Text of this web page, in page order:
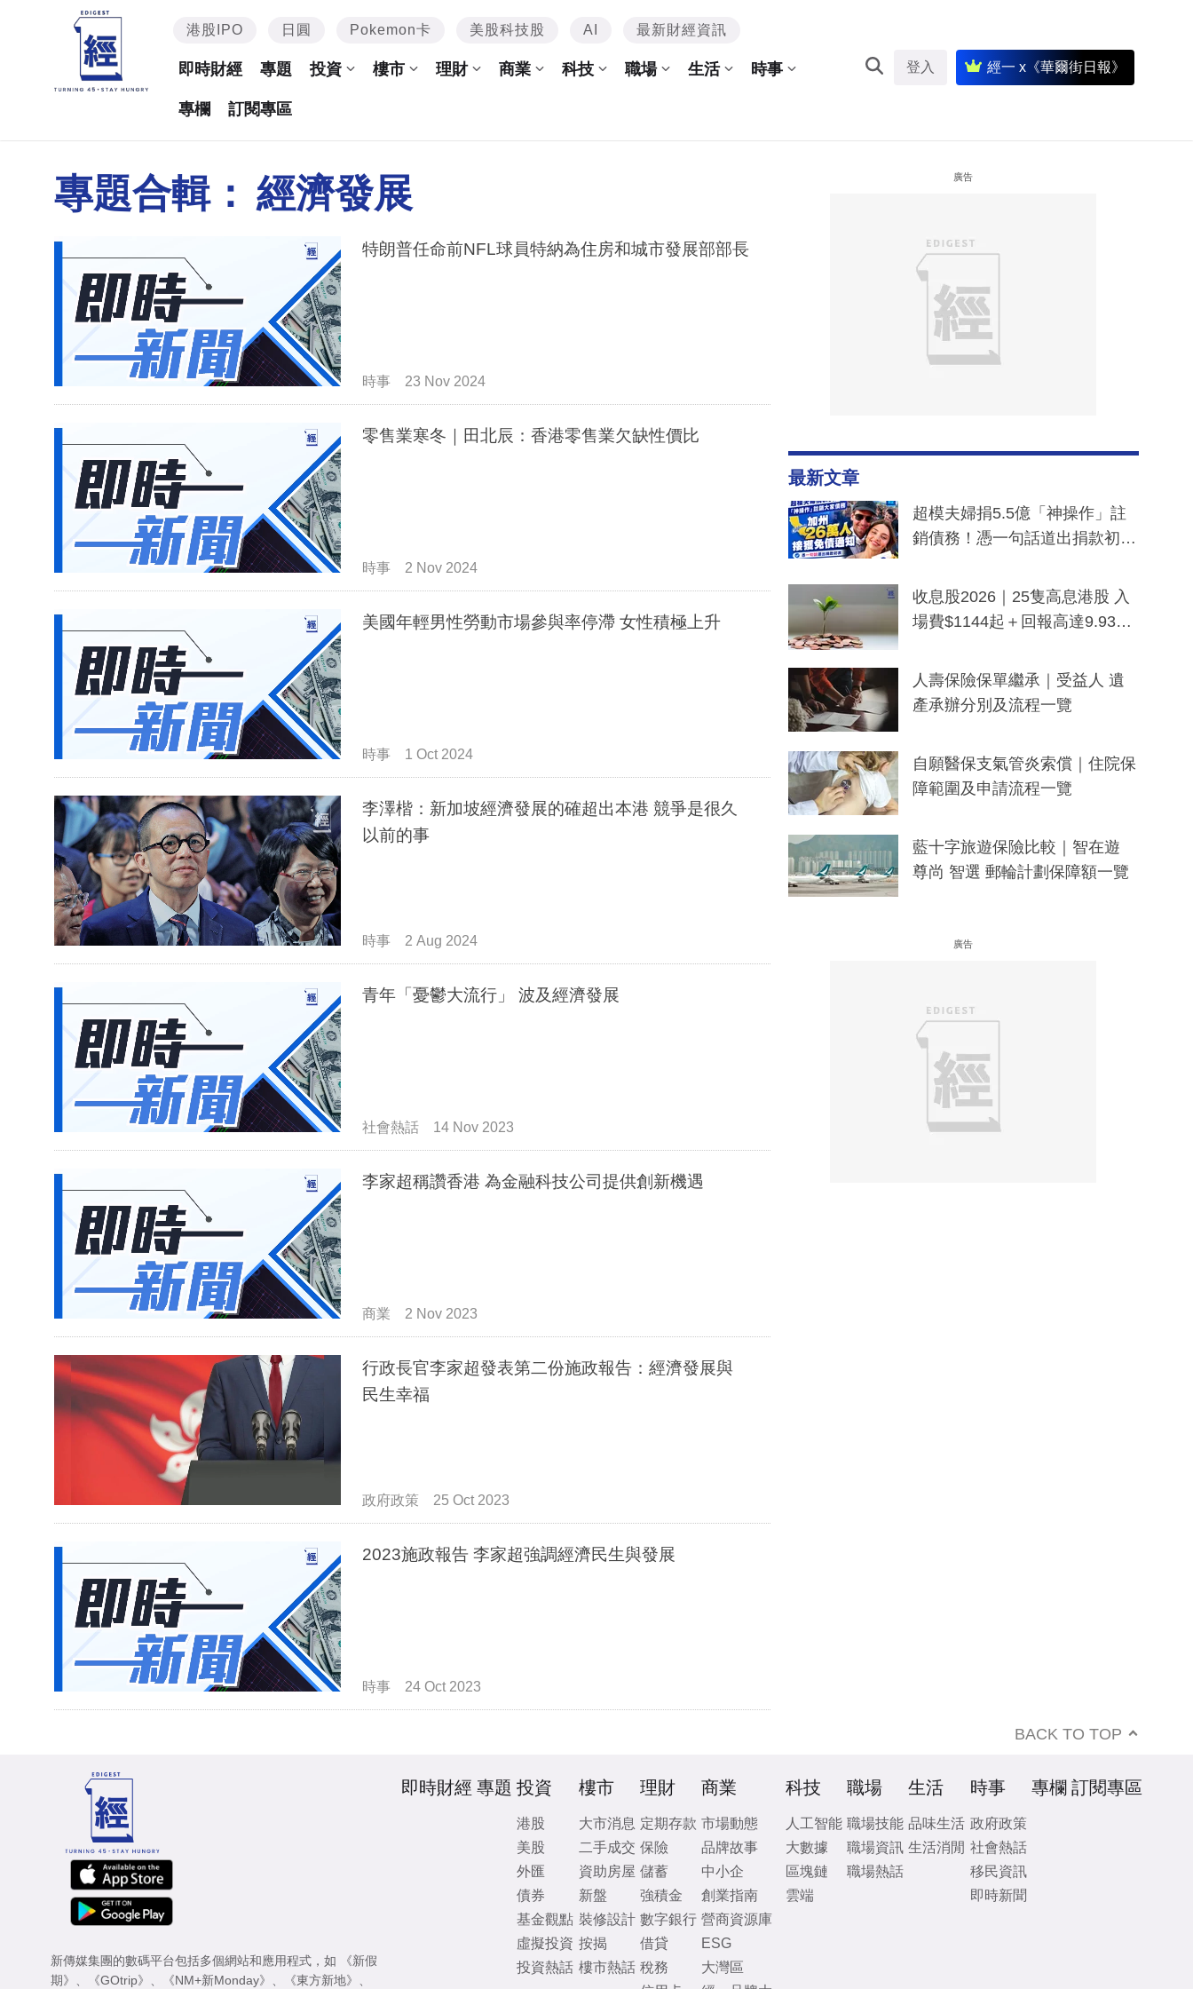
港股IPO 日圓 Pokemon卡 美股科技股 AI 最新財經資訊
即時財經 專題 投資 樓市 理財 商業 科技 職場 生活 時事
專欄 訂閱專區
登入 經一 x《華爾街日報》
專題合輯： 經濟發展
特朗普任命前NFL球員特納為住房和城市發展部部長
時事 23 Nov 2024
零售業寒冬｜田北辰：香港零售業欠缺性價比
時事 2 Nov 2024
美國年輕男性勞動市場參與率停滯 女性積極上升
時事 1 Oct 2024
李澤楷：新加坡經濟發展的確超出本港 競爭是很久
以前的事
時事 2 Aug 2024
青年「憂鬱大流行」 波及經濟發展
社會熱話 14 Nov 2023
李家超稱讚香港 為金融科技公司提供創新機遇
商業 2 Nov 2023
行政長官李家超發表第二份施政報告：經濟發展與
民生幸福
政府政策 25 Oct 2023
2023施政報告 李家超強調經濟民生與發展
時事 24 Oct 2023
廣告
最新文章
超模夫婦捐5.5億「神操作」註
銷債務！憑一句話道出捐款初
一度被誤當詐騙手段
收息股2026｜25隻高息港股 入
場費$1144起＋回報高達9.93
人壽保險保單繼承｜受益人 遺
產承辦分別及流程一覽
自願醫保支氣管炎索償｜住院保
障範圍及申請流程一覽
藍十字旅遊保險比較｜智在遊
尊尚 智選 郵輪計劃保障額一覽
廣告
BACK TO TOP
新傳媒集團的數碼平台包括多個網站和應用程式，如
《新假
期》
《GOtrip》 《NM+新Monday》 《東方新地》
即時財經 專題 投資
港股
美股
外匯
債券
基金觀點
虛擬投資
投資熱話
樓市
大市消息
二手成交
資助房屋
新盤
裝修設計
按揭
樓市熱話
理財
定期存款
保險
儲蓄
強積金
數字銀行
借貸
稅務
商業
市場動態
品牌故事
中小企
創業指南
營商資源庫
ESG
大灣區
科技
人工智能
大數據
區塊鏈
雲端
職場
職場技能
職場資訊
職場熱話
生活
品味生活
生活消閒
時事
政府政策
社會熱話
移民資訊
即時新聞
專欄 訂閱專區